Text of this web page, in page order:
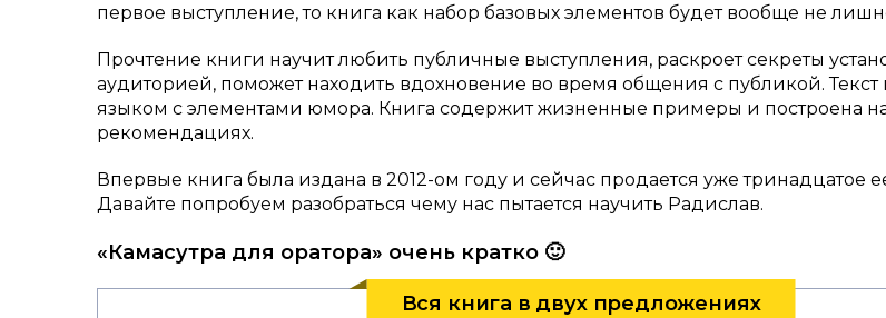
первое выступление, то книга как набор базовых элементов будет вообще не
Прочтение книги научит любить публичные выступления, раскроет секреты
аудиторией, поможет находить вдохновение во время общения с публикой. Текст
языком с элементами юмора. Книга содержит жизненные примеры и построена
рекомендациях.
Впервые книга была издана в 2012-ом году и сейчас продается уже тринадцатое
Давайте попробуем разобраться чему нас пытается научить Радислав.
«Камасутра для оратора» очень кратко 🙂
Вся книга в двух предложениях